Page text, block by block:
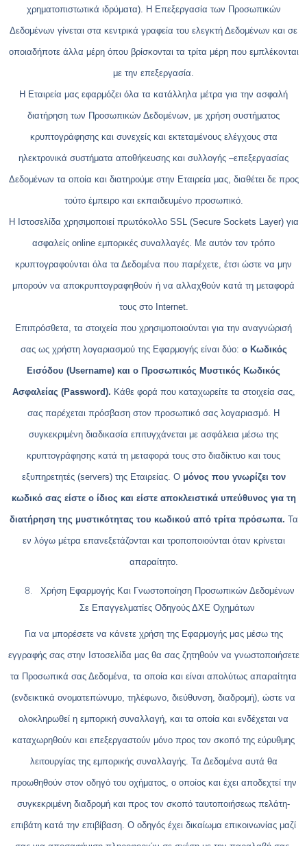
χρηματοπιστωτικά ιδρύματα). Η Επεξεργασία των Προσωπικών
Δεδομένων γίνεται στα κεντρικά γραφεία του ελεγκτή Δεδομένων και σε
οποιαδήποτε άλλα μέρη όπου βρίσκονται τα τρίτα μέρη που εμπλέκονται
με την επεξεργασία.
Η Εταιρεία μας εφαρμόζει όλα τα κατάλληλα μέτρα για την ασφαλή
διατήρηση των Προσωπικών Δεδομένων, με χρήση συστήματος
κρυπτογράφησης και συνεχείς και εκτεταμένους ελέγχους στα
ηλεκτρονικά συστήματα αποθήκευσης και συλλογής –επεξεργασίας
Δεδομένων τα οποία και διατηρούμε στην Εταιρεία μας, διαθέτει δε προς
τούτο έμπειρο και εκπαιδευμένο προσωπικό.
Η Ιστοσελίδα χρησιμοποιεί πρωτόκολλο SSL (Secure Sockets Layer) για
ασφαλείς online εμπορικές συναλλαγές. Με αυτόν τον τρόπο
κρυπτογραφούνται όλα τα Δεδομένα που παρέχετε, έτσι ώστε να μην
μπορούν να αποκρυπτογραφηθούν ή να αλλαχθούν κατά τη μεταφορά
τους στο Internet.
Επιπρόσθετα, τα στοιχεία που χρησιμοποιούνται για την αναγνώρισή
σας ως χρήστη λογαριασμού της Εφαρμογής είναι δύο: ο Κωδικός
Εισόδου (Username) και ο Προσωπικός Μυστικός Κωδικός
Ασφαλείας (Password). Κάθε φορά που καταχωρείτε τα στοιχεία σας,
σας παρέχεται πρόσβαση στον προσωπικό σας λογαριασμό. Η
συγκεκριμένη διαδικασία επιτυγχάνεται με ασφάλεια μέσω της
κρυπτογράφησης κατά τη μεταφορά τους στο διαδίκτυο και τους
εξυπηρετητές (servers) της Εταιρείας. Ο μόνος που γνωρίζει τον
κωδικό σας είστε ο ίδιος και είστε αποκλειστικά υπεύθυνος για τη
διατήρηση της μυστικότητας του κωδικού από τρίτα πρόσωπα. Τα
εν λόγω μέτρα επανεξετάζονται και τροποποιούνται όταν κρίνεται
απαραίτητο.
Χρήση Εφαρμογής Και Γνωστοποίηση Προσωπικών Δεδομένων
Σε Επαγγελματίες Οδηγούς ΔΧΕ Οχημάτων
Για να μπορέσετε να κάνετε χρήση της Εφαρμογής μας μέσω της
εγγραφής σας στην Ιστοσελίδα μας θα σας ζητηθούν να γνωστοποιήσετε
τα Προσωπικά σας Δεδομένα, τα οποία και είναι απολύτως απαραίτητα
(ενδεικτικά ονοματεπώνυμο, τηλέφωνο, διεύθυνση, διαδρομή), ώστε να
ολοκληρωθεί η εμπορική συναλλαγή, και τα οποία και ενδέχεται να
καταχωρηθούν και επεξεργαστούν μόνο προς τον σκοπό της εύρυθμης
λειτουργίας της εμπορικής συναλλαγής. Τα Δεδομένα αυτά θα
προωθηθούν στον οδηγό του οχήματος, ο οποίος και έχει αποδεχτεί την
συγκεκριμένη διαδρομή και προς τον σκοπό ταυτοποιήσεως πελάτη-
επιβάτη κατά την επιβίβαση. Ο οδηγός έχει δικαίωμα επικοινωνίας μαζί